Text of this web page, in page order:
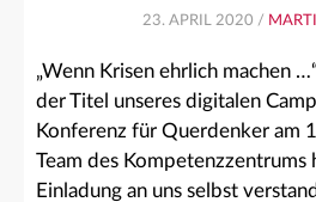
23. APRIL 2020 /
„Wenn Krisen ehrlich machen
der Titel unseres digitalen
Konferenz für Querdenker am
Team des Kompetenzzentrums
Einladung an uns selbst